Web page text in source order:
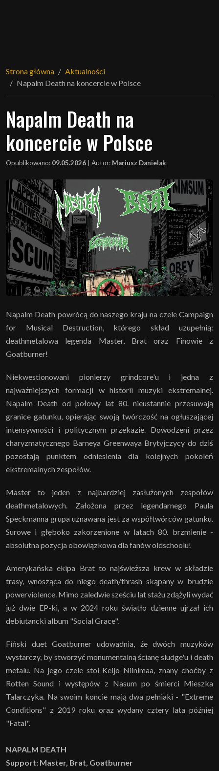
Strona główna
Aktualności
Napalm Death na koncercie w Polsce
Napalm Death na
koncercie w Polsce
Opublikowano: 09.05.2026 Autor: Mariusz Danielak
Napalm Death powrócą do naszego kraju na czele Campaign
for Musical Destruction, którego skład uzupełnią:
deathmetalowa legenda Master, Brat oraz Finowie z
Goatburner!
Niekwestionowani pionierzy grindcore'u i jedna z
najważniejszych formacji w historii muzyki ekstremalnej.
Napalm Death od połowy lat 80. nieustannie przesuwają
granice gatunku, opierając swoją twórczość na ogłuszającej
intensywności i politycznym przekazie. Dowodzeni przez
charyzmatycznego Barneya Greenwaya Brytyjczycy do dziś
pozostają punktem odniesienia dla kolejnych pokoleń
ekstremalnych zespołów.
Master to jeden z najbardziej zasłużonych zespołów
deathmetalowych. Założona przez legendarnego Paula
Speckmanna grupa uznawana jest za współtwórców gatunku.
Surowe i głęboko zakorzenione w latach 80. brzmienie -
absolutna pozycja obowiązkowa dla fanów oldschoolu!
Amerykańska ekipa Brat to najświeższa krew w składzie
trasy, wnosząca do niego death/thrash skąpany w brudzie
powerviolence. Mimo zaledwie sześciu lat stażu zdążyli wydać
już dwie EP-ki, a w 2024 roku światło dzienne ujrzał ich
debiutancki album "Social Grace".
Fiński duet Goatburner udowadnia, że dwóch muzyków
wystarczy, by stworzyć monumentalną ścianę sludge'u i death
metalu. Na jego czele stoi Keijo Niinimaa, znany choćby z
Rotten Sound i występów z Nasum po śmierci Mieszka
Talarczyka. Na swoim koncie mają dwa pełniaki - "Extreme
Conditions" z 2019 roku oraz wydany cztery lata później
"Fatal".
NAPALM DEATH
Support: Master, Brat, Goatburner